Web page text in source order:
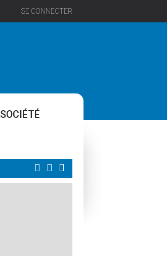
SE CONNECTER
SOCIÉTÉ